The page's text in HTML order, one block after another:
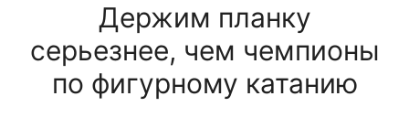
Держим планку
серьезнее, чем чемпионы
по фигурному катанию